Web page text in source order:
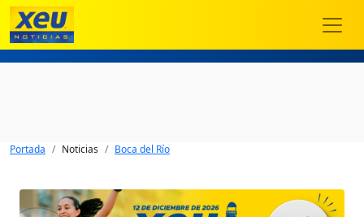
Portada Noticias Boca del Río